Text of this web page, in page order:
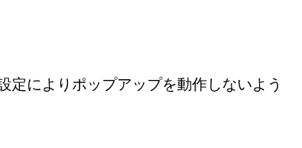
によりポップアップを動作しないよう